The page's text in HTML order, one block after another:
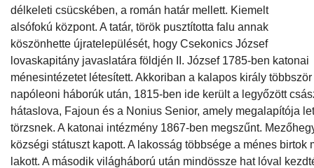
délkeleti csücskében, a román határ mellett. Kiemelt
alsófokú központ. A tatár, török pusztította falu annak
köszönhette újratelepülését, hogy Csekonics József
lovaskapitány javaslatára földjén II. József 1785-ben katonai
ménesintézetet létesített. Akkoriban a kalapos király többször
napóleoni háborúk után, 1815-ben ide került a legyőzött
hátaslova, Fajoun és a Nonius Senior, amely megalapítója
törzsnek. A katonai intézmény 1867-ben megszűnt.
községi státuszt kapott. A lakosság többsége a ménes birtok
lakott. A második világháború után mindössze hat lóval